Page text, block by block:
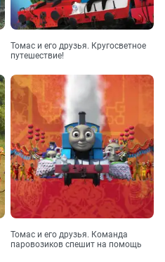
Томас и его друзья. Кругосветное
путешествие!
Томас и его друзья. Команда
паровозиков спешит на помощь